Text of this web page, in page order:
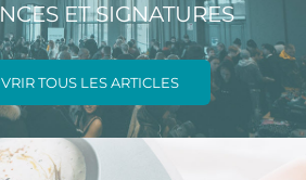
ET SIGNATURES
TOUS LES ARTICLES